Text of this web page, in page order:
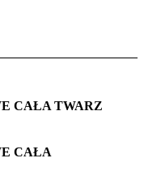
CAŁA TWARZ
CAŁA